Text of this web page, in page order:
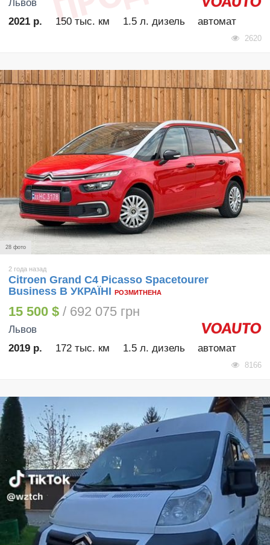
Львов
2021 р.
150 тыс. км 1.5 л. дизель автомат
2620
28 фото
2 года назад
Citroen Grand C4 Picasso Spacetourer
Business В УКРАЇНІ РОЗМИТНЕНА
15 500 $ / 692 075 грн
Львов
2019 р.
172 тыс. км 1.5 л. дизель автомат
8166